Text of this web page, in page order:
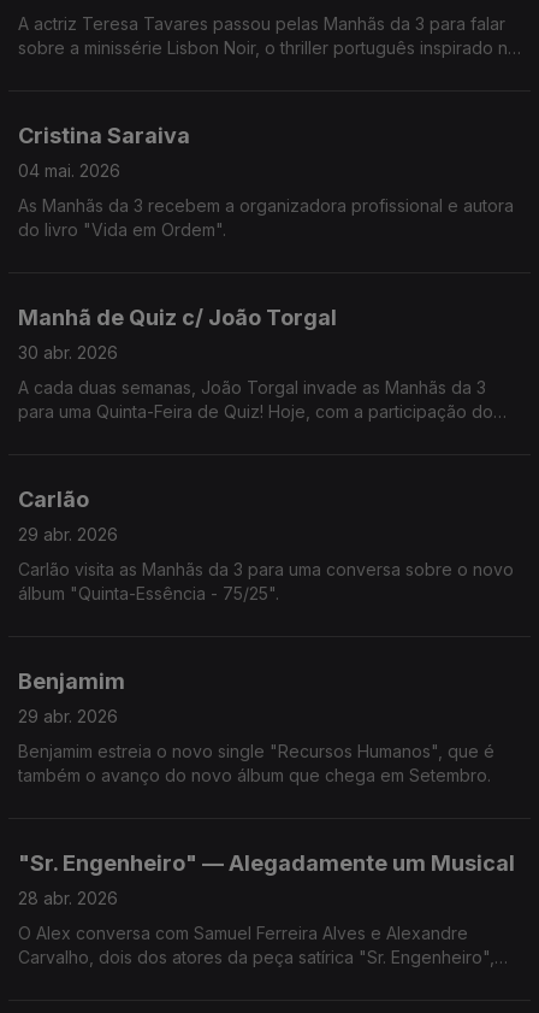
A actriz Teresa Tavares passou pelas Manhãs da 3 para falar
sobre a minissérie Lisbon Noir, o thriller português inspirado no
Cristina Saraiva
04 mai. 2026
As Manhãs da 3 recebem a organizadora profissional e autora
do livro "Vida em Ordem".
Manhã de Quiz c/ João Torgal
30 abr. 2026
A cada duas semanas, João Torgal invade as Manhãs da 3
para uma Quinta-Feira de Quiz! Hoje, com a participação do
Carlão
29 abr. 2026
Carlão visita as Manhãs da 3 para uma conversa sobre o novo
álbum "Quinta-Essência - 75/25".
Benjamim
29 abr. 2026
Benjamim estreia o novo single "Recursos Humanos", que é
também o avanço do novo álbum que chega em Setembro.
"Sr. Engenheiro" — Alegadamente um Musical
28 abr. 2026
O Alex conversa com Samuel Ferreira Alves e Alexandre
Carvalho, dois dos atores da peça satírica "Sr. Engenheiro",